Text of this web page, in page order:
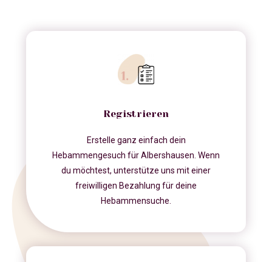
Registrieren
Erstelle ganz einfach dein
Hebammengesuch für Albershausen. Wenn
du möchtest, unterstütze uns mit einer
freiwilligen Bezahlung für deine
Hebammensuche.